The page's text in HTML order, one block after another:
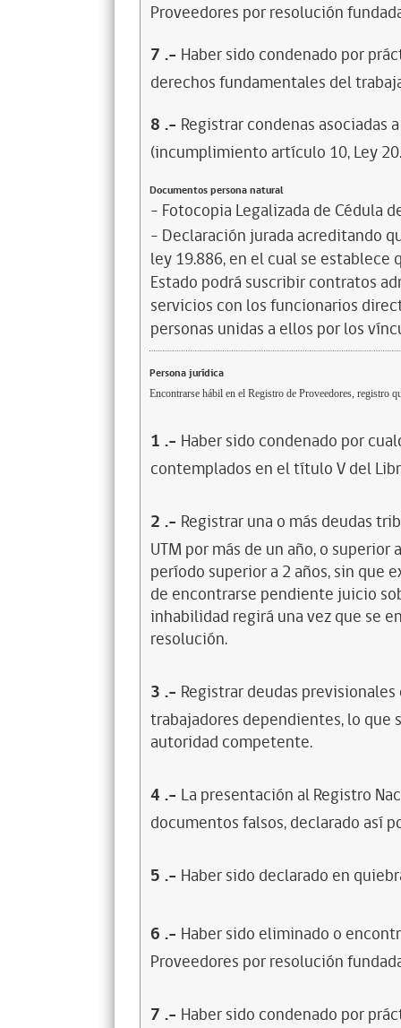
Proveedores por resolución
7 .- Haber sido condenado por
derechos fundamentales del
8 .- Registrar condenas asociadas
(incumplimiento artículo 10, Ley
Documentos persona natural
- Fotocopia Legalizada de Cédula
- Declaración jurada acreditando
ley 19.886, en el cual se
Estado podrá suscribir contratos
servicios con los funcionarios
personas unidas a ellos por los
Persona jurídica
Encontrarse hábil en el Registro de Proveedores, registro
1 .- Haber sido condenado por
contemplados en el título V del
2 .- Registrar una o más deudas
UTM por más de un año, o
período superior a 2 años, sin que
de encontrarse pendiente juicio
inhabilidad regirá una vez que se
resolución.
3 .- Registrar deudas
trabajadores dependientes, lo
autoridad competente.
4 .- La presentación al Registro
documentos falsos, declarado así
5 .- Haber sido declarado en
6 .- Haber sido eliminado o
Proveedores por resolución
7 .- Haber sido condenado por